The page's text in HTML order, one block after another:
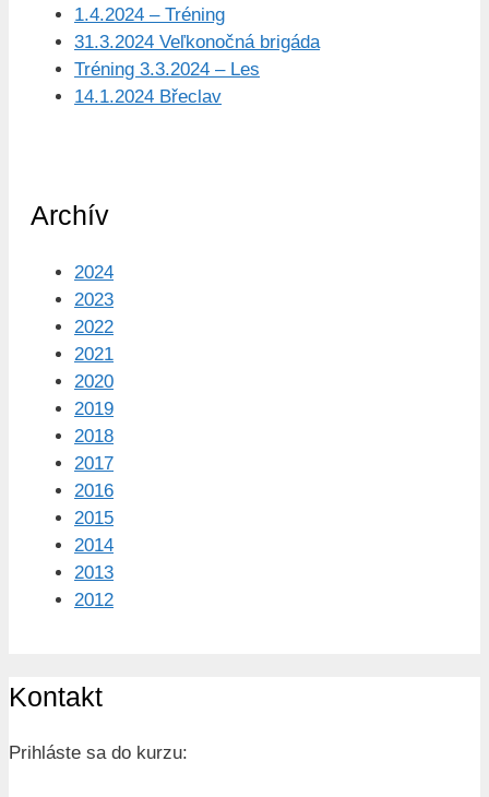
1.4.2024 – Tréning
31.3.2024 Veľkonočná brigáda
Tréning 3.3.2024 – Les
14.1.2024 Břeclav
Archív
2024
2023
2022
2021
2020
2019
2018
2017
2016
2015
2014
2013
2012
Kontakt
Prihláste sa do kurzu: